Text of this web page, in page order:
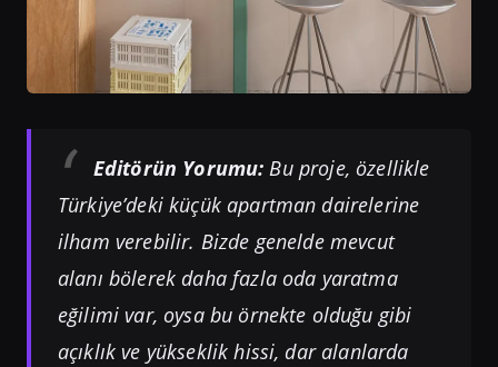
Editörün Yorumu: Bu proje, özellikle
Türkiye’deki küçük apartman dairelerine
ilham verebilir. Bizde genelde mevcut
alanı bölerek daha fazla oda yaratma
eğilimi var, oysa bu örnekte olduğu gibi
açıklık ve yükseklik hissi, dar alanlarda